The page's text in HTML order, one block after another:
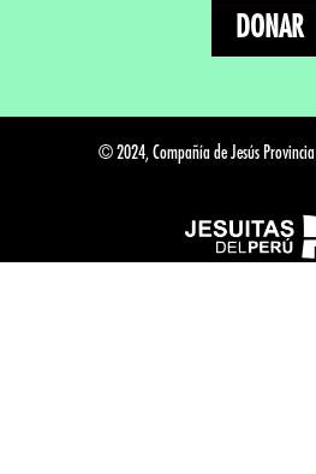
DONAR
© 2024, Compañía de Jesús